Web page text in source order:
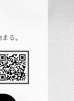
る。